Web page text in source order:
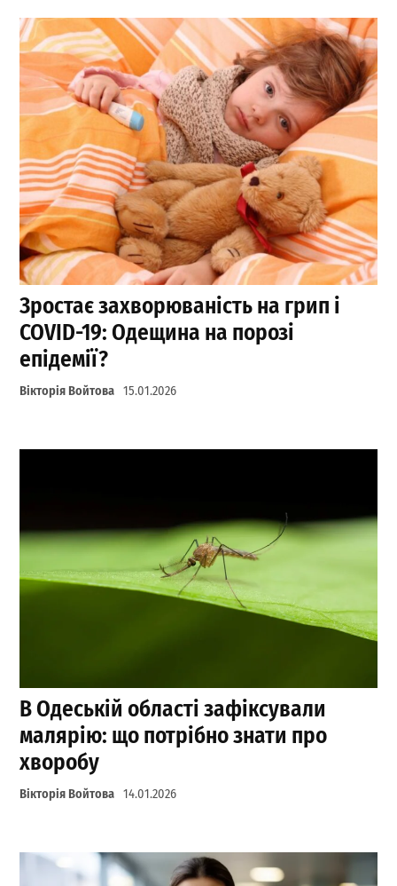
Зростає захворюваність на грип і
COVID-19: Одещина на порозі
епідемії?
Вікторія Войтова 15.01.2026
В Одеській області зафіксували
малярію: що потрібно знати про
хворобу
Вікторія Войтова 14.01.2026